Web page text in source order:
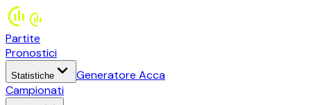
Partite
Pronostici
Statistiche
Generatore Acca
Campionati